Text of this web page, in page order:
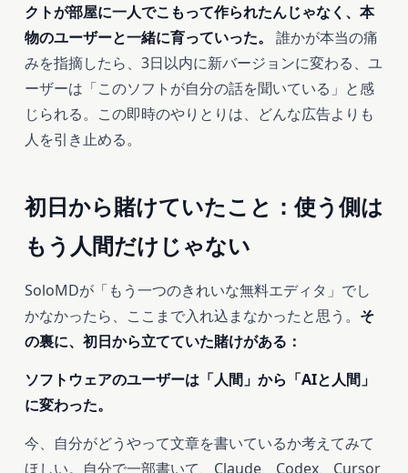
クトが部屋に一人でこもって作られたんじゃなく、本
物のユーザーと一緒に育っていった。
誰かが本当の痛
みを指摘したら、3日以内に新バージョンに変わる、ユ
ーザーは「このソフトが自分の話を聞いている」と感
じられる。この即時のやりとりは、どんな広告よりも
人を引き止める。
初日から賭けていたこと：使う側は
もう人間だけじゃない
SoloMDが「もう一つのきれいな無料エディタ」でし
かなかったら、ここまで入れ込まなかったと思う。 そ
の裏に、初日から立てていた賭けがある：
ソフトウェアのユーザーは「人間」から「AIと人間」
に変わった。
今、自分がどうやって文章を書いているか考えてみて
ほしい。自分で一部書いて、Claude、Codex、Cursor